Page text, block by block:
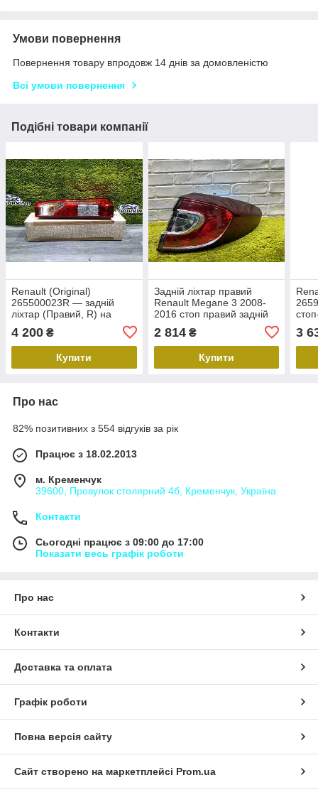
Умови повернення
Повернення товару впродовж 14 днів за домовленістю
Всі умови повернення
Подібні товари компанії
Renault (Original)
265500023R — задній
ліхтар (Правий, R) на
Рено Майстер III 2.3dci з
2010г. Стоп майстер 3
4 200 ₴
Купити
Задній ліхтар правий
Renault Megane 3 2008-
2016 стоп правий задній
Рено Меган 3 265500010R
2 814₴
Купити
III
3
Про нас
82% позитивних з 554 відгуків за рік
Працює з 18.02.2013
м. Кременчук
39600, Провулок столярний 4б, Кременчук, Україна
Контакти
Сьогодні працює з 09:00 до 17:00
Показати весь графік роботи
Про нас
Контакти
Доставка та оплата
Графік роботи
Повна версія сайту
Сайт створено на маркетплейсі Prom.ua